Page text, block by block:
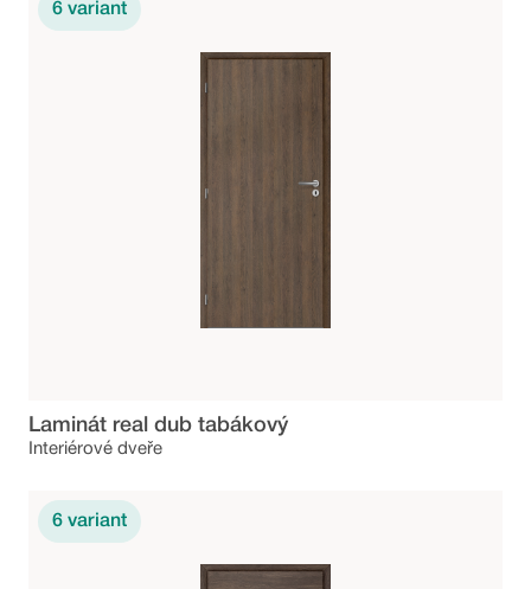
Laminát real dub tabákový
Interiérové dveře
6 variant
6 variant